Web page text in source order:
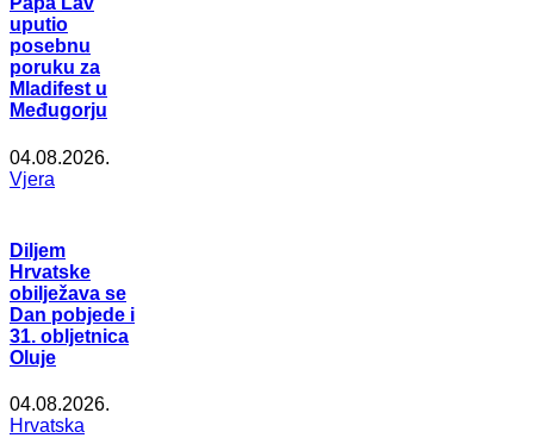
uputio
posebnu
poruku za
Mladifest u
Međugorju
04.08.2026.
Vjera
Diljem
Hrvatske
obilježava se
Dan pobjede i
31. obljetnica
Oluje
04.08.2026.
Hrvatska